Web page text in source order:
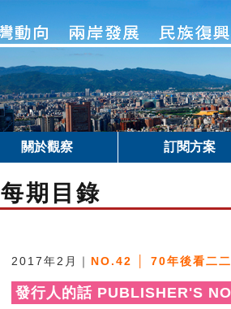
關於觀察 訂閱方案
每期目錄
2017年2月｜ NO.42 │ 70年後看二
發行人的話 PUBLISHER'S